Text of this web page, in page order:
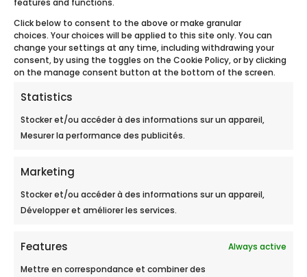
Click below to consent to the above or make granular
choices. Your choices will be applied to this site only. You can
change your settings at any time, including withdrawing your
consent, by using the toggles on the Cookie Policy, or by clicking
on the manage consent button at the bottom of the screen.
Statistics
Stocker et/ou accéder à des informations sur un appareil,
Mesurer la performance des publicités.
Marketing
Stocker et/ou accéder à des informations sur un appareil,
Développer et améliorer les services.
Features
Always active
Mettre en correspondance et combiner des
Nos coordonnées
Appeler Ecobulles
Du lundi au jeudi : 9h – 12h30 et 14h – 18h.
Le vendredi : jusqu’à 17h.